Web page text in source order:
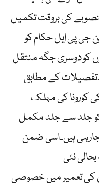
کی بروقت تکمیل
جی پی ایل حکام کو
کو دوسری جگہ منتقل
۔تفصیلات کے مطابق
کی کورونا کی مہلک
کو جلد سے جلد مکمل
ہیں۔اسی ضمن
نئی
کی تعمیر میں خصوصی